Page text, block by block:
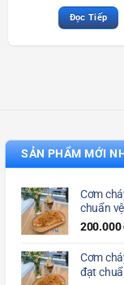
Đọc Tiếp
SẢN PHẨM MỚI
Cơm
chuẩn
200.000
Cơm
đạt